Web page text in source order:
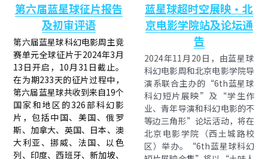
第六届蓝星球征片报告
及初审评语
第六届蓝星球科幻电影周主竞
赛单元全球征片于2024年3月
13日开启，10月31日截止。
在为期233天的征片过程中，
第六届蓝星球共收到来自19个
国家和地区的326部科幻影
片，包括中国、美国、俄罗
斯、加拿大、英国、日本、澳
大利亚、挪威、法国、以色
列、印度、西班牙、新加坡、
蓝星球超时空展映·北
京电影学院站及论坛通
告
2024年11月20日，由蓝星球
科幻电影周和北京电影学院导
演系联合主办的“6th蓝星球
科幻短片展映”及“学生作
业、青年导演和科幻电影的不
等边三角形”论坛活动，将在
北京电影学院（西土城路校
区）举办。“6th蓝星球科幻